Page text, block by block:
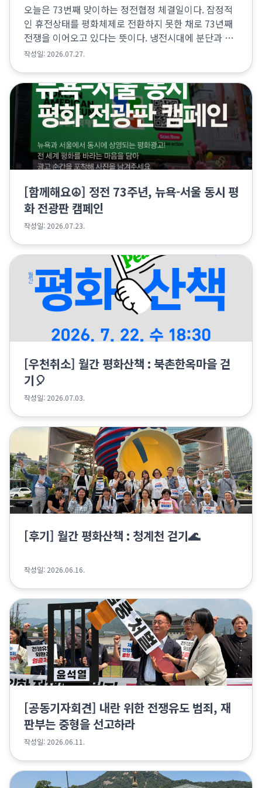
오늘은 73번째 맞이하는 정전협정 체결일이다. 잠정적
인 휴전상태를 평화체제로 전환하지 못한 채로 73년째
전쟁을 이어오고 있다는 뜻이다. 냉전시대에 분단과 전
쟁에 휘말렸던 남과 북은 탈냉전 시대에도 적대관계와
작성일: 2026.07.27.
[함께해요☮️] 정전 73주년, 뉴욕-서울 동시 평
화 전광판 캠페인
작성일: 2026.07.23.
[우천취소] 월간 평화산책 : 북촌한옥마을 걷
기🎈
작성일: 2026.07.03.
[후기] 월간 평화산책 : 청계천 걷기🌊
작성일: 2026.06.16.
[공동기자회견] 내란 위한 전쟁유도 범죄, 재
판부는 중형을 선고하라
작성일: 2026.06.11.